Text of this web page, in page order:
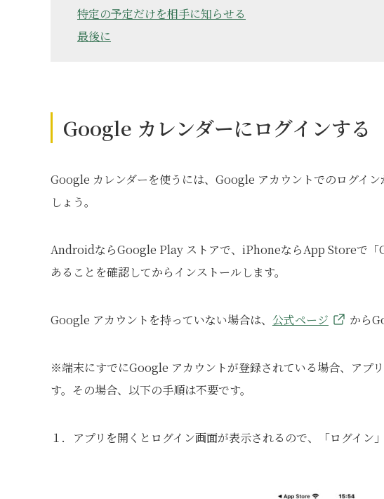
特定の予定だけを相手に知らせる
最後に
Google カレンダーにログインする
Google カレンダーを使うには、Google アカウントでのログイ
しょう。
AndroidならGoogle Play ストアで、iPhoneならApp Storeで「
あることを確認してからインストールします。
Google アカウントを持っていない場合は、 公式ページ から
※端末にすでにGoogle アカウントが登録されている場合、アプ
す。その場合、以下の手順は不要です。
１．アプリを開くとログイン画面が表示されるので、「ログイン